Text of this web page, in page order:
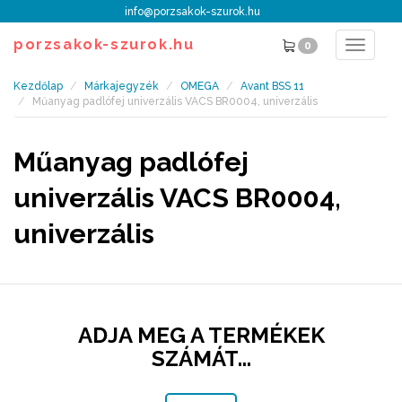
info@porzsakok-szurok.hu
porzsakok-szurok.hu 0
Toggle
Kezdőlap Márkajegyzék OMEGA
Avant BSS 11
Műanyag padlófej univerzális VACS BR0004, univerzális
Műanyag padlófej
univerzális VACS BR0004,
univerzális
ADJA MEG A TERMÉKEK
SZÁMÁT...